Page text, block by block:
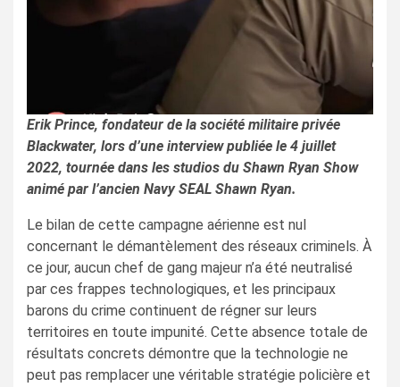
Erik Prince, fondateur de la société militaire privée
Blackwater, lors d’une interview publiée le 4 juillet
2022, tournée dans les studios du Shawn Ryan Show
animé par l’ancien Navy SEAL Shawn Ryan.
Le bilan de cette campagne aérienne est nul
concernant le démantèlement des réseaux criminels. À
ce jour, aucun chef de gang majeur n’a été neutralisé
par ces frappes technologiques, et les principaux
barons du crime continuent de régner sur leurs
territoires en toute impunité. Cette absence totale de
résultats concrets démontre que la technologie ne
peut pas remplacer une véritable stratégie policière et